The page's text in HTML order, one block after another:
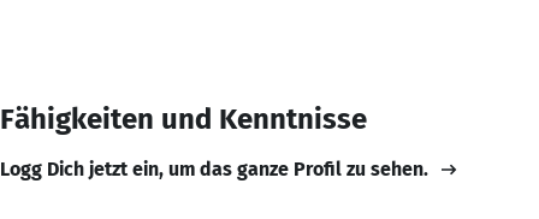
Fähigkeiten und Kenntnisse
Logg Dich jetzt ein, um das ganze Profil zu sehen.